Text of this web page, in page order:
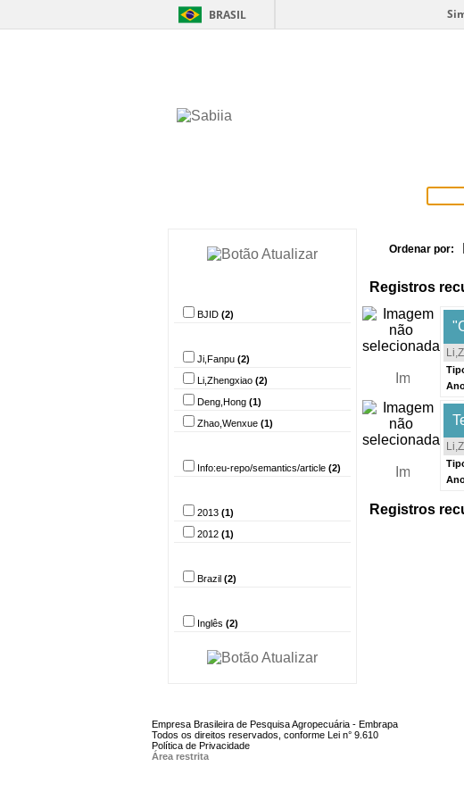
BRASIL
BJID (2)
Ji,Fanpu (2)
Li,Zhengxiao (2)
Deng,Hong (1)
Zhao,Wenxue (1)
Info:eu-repo/semantics/article (2)
2013 (1)
2012 (1)
Brazil (2)
Inglês (2)
Ordenar por:
Registros
Registros
Empresa Brasileira de Pesquisa Agropecuária - Embrapa
Todos os direitos reservados, conforme Lei n° 9.610
Política de Privacidade
Área restrita